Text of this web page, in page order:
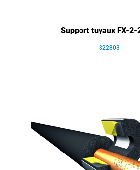
Support tuyaux FX-2-
822803